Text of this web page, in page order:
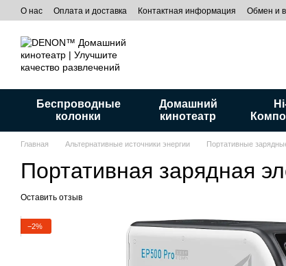
Перейти к основному контенту
О нас Оплата и доставка Контактная информация Обмен и
Беспроводные
колонки
Домашний
кинотеатр
Главная Альтернативные источники энергии Портативные
Портативная зарядная
Оставить отзыв
−2%